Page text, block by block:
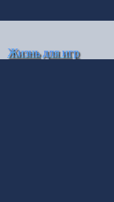
Жизнь для игр